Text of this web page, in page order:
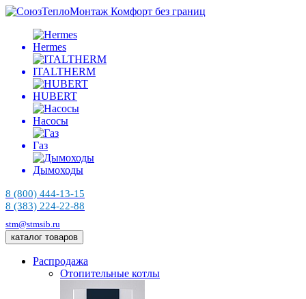
Комфорт без границ
Hermes
ITALTHERM
HUBERT
Насосы
Газ
Дымоходы
8 (800) 444-13-15
8 (383) 224-22-88
stm@stmsib.ru
каталог товаров
Распродажа
Отопительные котлы